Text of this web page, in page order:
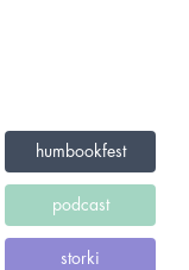
humbookfest
podcast
storki